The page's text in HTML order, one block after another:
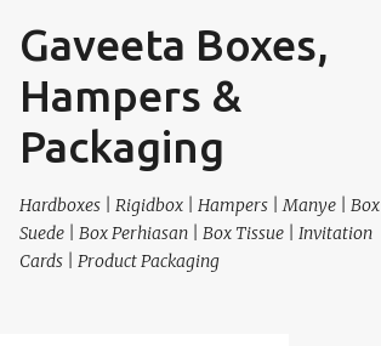
Langsung ke konten utama
Gaveeta Boxes,
Hampers &
Packaging
Hardboxes | Rigidbox | Hampers | Manye | Box
Suede | Box Perhiasan | Box Tissue | Invitation
Cards | Product Packaging